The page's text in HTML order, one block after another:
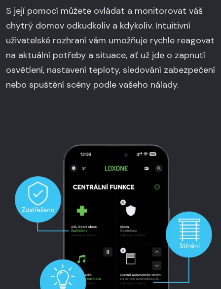
S její pomocí můžete ovládat a monitorovat váš
chytrý domov odkudkoliv a kdykoliv. Intuitivní
uživatelské rozhraní vám umožňuje rychle reagovat
na aktuální potřeby a situace, ať už jde o zapnutí
osvětlení, nastavení teploty, sledování zabezpečení
nebo spuštění scény podle vašeho nálady.